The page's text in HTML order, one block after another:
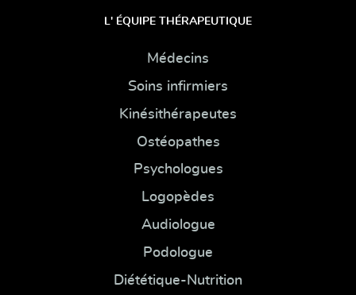
L' ÉQUIPE THÉRAPEUTIQUE
Médecins
Soins infirmiers
Kinésithérapeutes
Ostéopathes
Psychologues
Logopèdes
Audiologue
Podologue
Diététique-Nutrition